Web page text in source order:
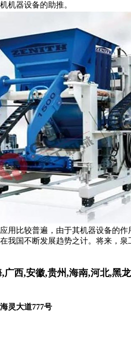
机器设备的助推。
用比较普遍，由于其机器设备的
我国不断发展趋势之计。将来，
西,安徽,贵州,海南,河北,
灵大道777号